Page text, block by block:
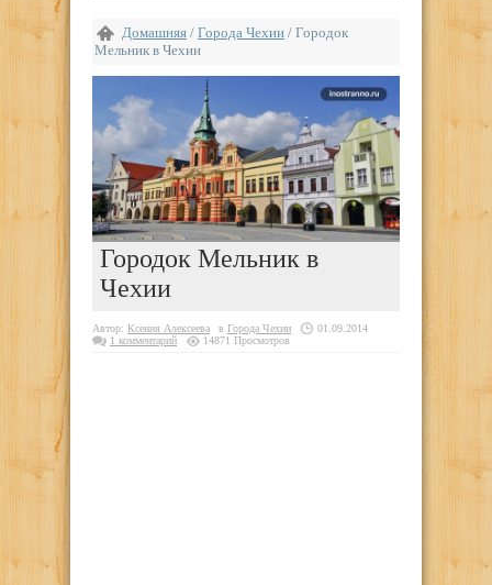
Домашняя / Города Чехии / Городок
Мельник в Чехии
Городок Мельник в
Чехии
Автор: Ксения Алексеева в Города Чехии
01.09.2014
1 комментарий
14871 Просмотров